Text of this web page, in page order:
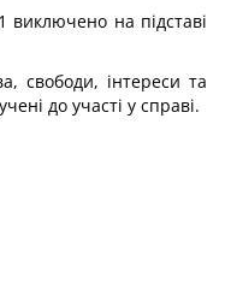
виключено на підставі
свободи, інтереси та
до участі у справі.